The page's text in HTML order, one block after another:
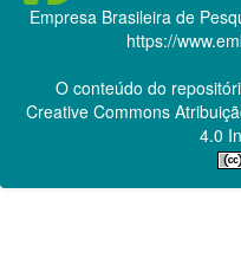
Empresa Brasileira de
https://
O conteúdo do
Creative Commons
4.0